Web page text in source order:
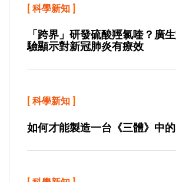
[ 科學新知 ]
「跨界」研發硫酸羥氯喹？廣
驗顯示對新冠肺炎有療效
[ 科學新知 ]
如何才能製造一台《三體》中